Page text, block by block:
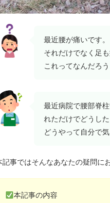
最近腰が痛いです。
それだけでなく足
これってなんだろう
最近病院で腰部脊
れただけでどうし
どうやって自分で
記事ではそんなあなたの疑問に
本記事の内容